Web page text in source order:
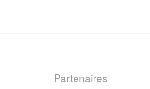
Partenaires